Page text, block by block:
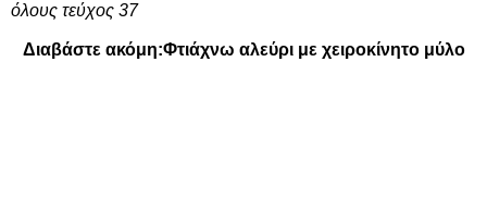
όλους τεύχος 37
Διαβάστε ακόμη:Φτιάχνω αλεύρι με χειροκίνητο μύλο